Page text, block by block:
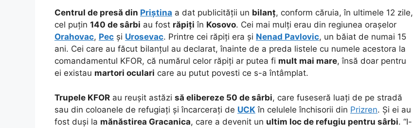
Centrul de presă din Priștina a dat publicității un bilanț, conform căruia, în ultimele 12 zile,
cel puțin 140 de sârbi au fost răpiți în Kosovo. Cei mai mulți erau din regiunea orașelor
Orahovac, Pec și Urosevac. Printre cei răpiți era și Nenad Pavlovic, un băiat de numai 15
ani. Cei care au făcut bilanțul au declarat, înainte de a preda listele cu numele acestora la
comandamentul KFOR, că numărul celor răpiți ar putea fi mult mai mare, însă doar pentru
ei existau martori oculari care au putut povesti ce s-a întâmplat.
Trupele KFOR au reușit astăzi să elibereze 50 de sârbi, care fuseseră luați de pe stradă
sau din coloanele de refugiați și încarcerați de UCK în celulele închisorii din Prizren. Și ei au
fost duși la mănăstirea Gracanica, care a devenit un ultim loc de refugiu pentru sârbi. “I-